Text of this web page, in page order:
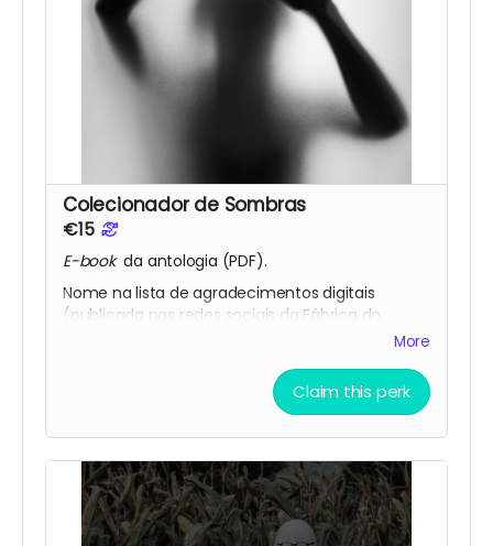
Colecionador de Sombras
€15
E-book da antologia (PDF).
Nome na lista de agradecimentos digitais
(publicada nas redes sociais da Fábrica do
More
Claim this perk